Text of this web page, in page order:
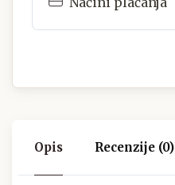
Opis Recenzije (0)